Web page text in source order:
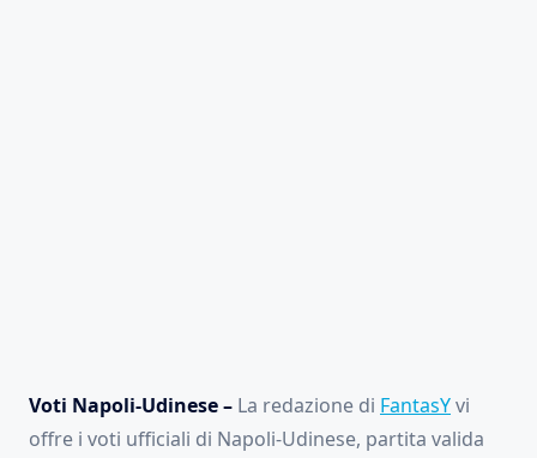
Voti Napoli-Udinese – La redazione di FantasYvi
offre i voti ufficiali di Napoli-Udinese, partita valida